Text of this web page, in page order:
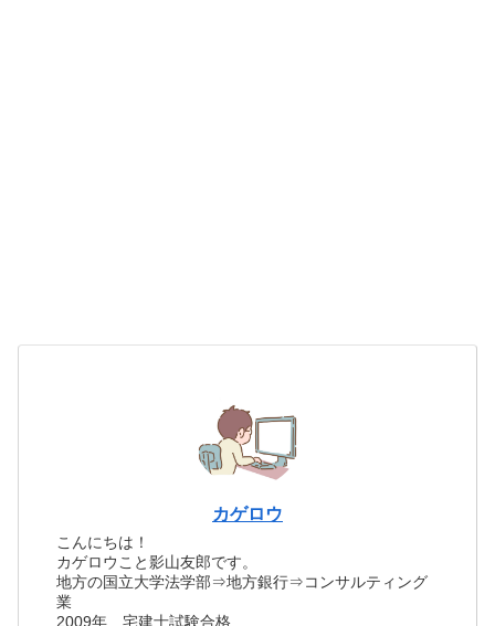
カゲロウ
こんにちは！
カゲロウこと影山友郎です。
地方の国立大学法学部⇒地方銀行⇒コンサルティング
業
2009年 宅建士試験合格